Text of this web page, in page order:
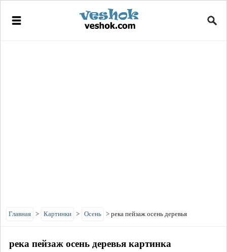
Главная > Картинки > Осень > река пейзаж осень деревья
река пейзаж осень деревья картинка